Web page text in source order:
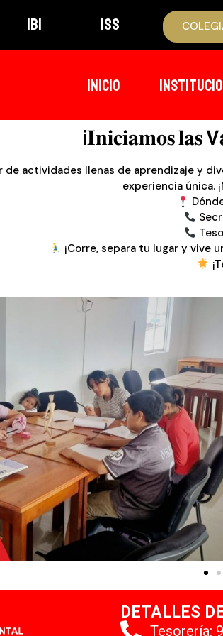
IBI ISS
INICIO
¡𝐈𝐧𝐢𝐜𝐢𝐚𝐦𝐨𝐬 𝐥𝐚𝐬
de actividades llenas de aprendizaje y
experiencia única.
¡Corre, separa tu lugar y vive
DETALLES
Tesorería: